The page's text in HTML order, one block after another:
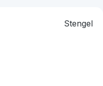
Stengel